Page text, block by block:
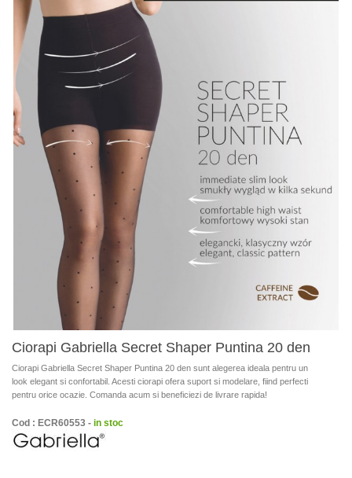
Ciorapi Gabriella Secret Shaper Puntina 20 den
Ciorapi Gabriella Secret Shaper Puntina 20 den sunt alegerea ideala pentru un
look elegant si confortabil. Acesti ciorapi ofera suport si modelare, fiind perfecti
pentru orice ocazie. Comanda acum si beneficiezi de livrare rapida!
Cod : ECR60553 - in stoc